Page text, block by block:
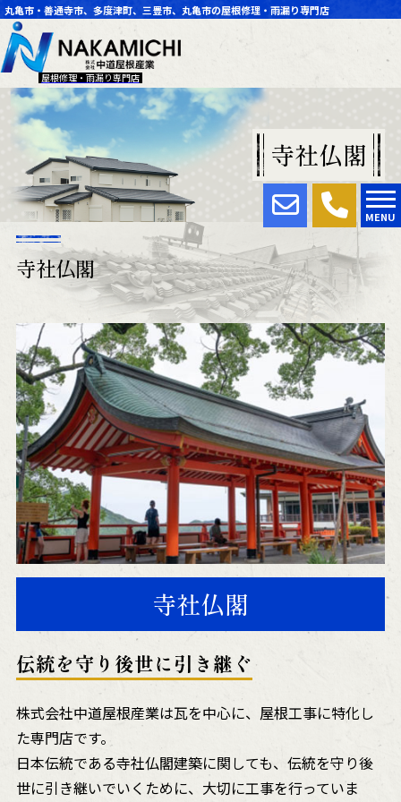
丸亀市・善通寺市、多度津町、三豊市、丸亀市の屋根修理・雨漏り専門店
MENU
屋根修理・雨漏り専門店
寺社仏閣
寺社仏閣
寺社仏閣
伝統を守り後世に引き継ぐ
株式会社中道屋根産業は瓦を中心に、屋根工事に特化し
た専門店です。
日本伝統である寺社仏閣建築に関しても、伝統を守り後
世に引き継いでいくために、大切に工事を行っていま